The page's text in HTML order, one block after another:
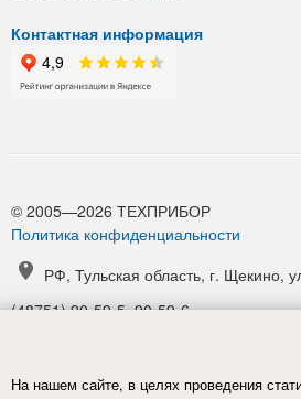
Контактная информация
© 2005—2026 ТЕХПРИБОР
Политика конфиденциальности
РФ, Тульская область, г. Щекино,
(48751) 90-59-5, 90-59-6
На нашем сайте, в целях проведения